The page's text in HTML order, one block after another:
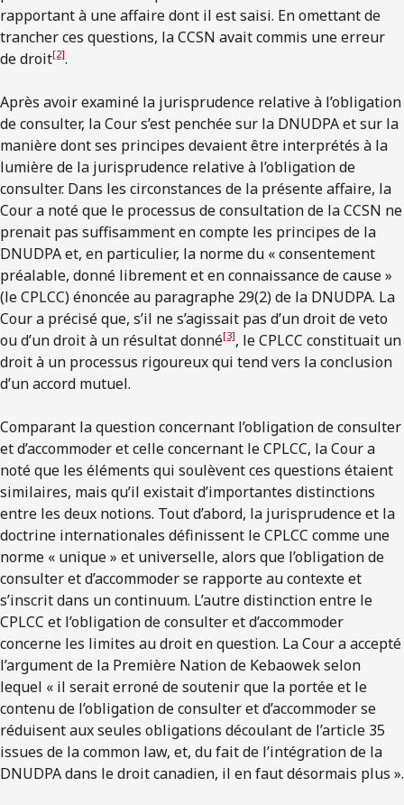
rapportant à une affaire dont il est saisi. En omettant de
trancher ces questions, la CCSN avait commis une erreur
de droit[2].
Après avoir examiné la jurisprudence relative à l’obligation
de consulter, la Cour s’est penchée sur la DNUDPA et sur la
manière dont ses principes devaient être interprétés à la
lumière de la jurisprudence relative à l’obligation de
consulter. Dans les circonstances de la présente affaire, la
Cour a noté que le processus de consultation de la CCSN ne
prenait pas suffisamment en compte les principes de la
DNUDPA et, en particulier, la norme du « consentement
préalable, donné librement et en connaissance de cause »
(le CPLCC) énoncée au paragraphe 29(2) de la DNUDPA. La
Cour a précisé que, s’il ne s’agissait pas d’un droit de veto
ou d’un droit à un résultat donné[3], le CPLCC constituait un
droit à un processus rigoureux qui tend vers la conclusion
d’un accord mutuel.
Comparant la question concernant l’obligation de consulter
et d’accommoder et celle concernant le CPLCC, la Cour a
noté que les éléments qui soulèvent ces questions étaient
similaires, mais qu’il existait d’importantes distinctions
entre les deux notions. Tout d’abord, la jurisprudence et la
doctrine internationales définissent le CPLCC comme une
norme « unique » et universelle, alors que l’obligation de
consulter et d’accommoder se rapporte au contexte et
s’inscrit dans un continuum. L’autre distinction entre le
CPLCC et l’obligation de consulter et d’accommoder
concerne les limites au droit en question. La Cour a accepté
l’argument de la Première Nation de Kebaowek selon
lequel « il serait erroné de soutenir que la portée et le
contenu de l’obligation de consulter et d’accommoder se
réduisent aux seules obligations découlant de l’article 35
issues de la common law, et, du fait de l’intégration de la
DNUDPA dans le droit canadien, il en faut désormais plus ».